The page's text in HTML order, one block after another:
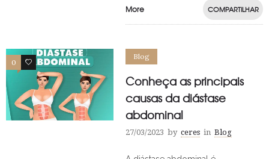
More COMPARTILHAR
0 0
Blog
Conheça as principais
causas da diástase
abdominal
27/03/2023 by ceres in Blog